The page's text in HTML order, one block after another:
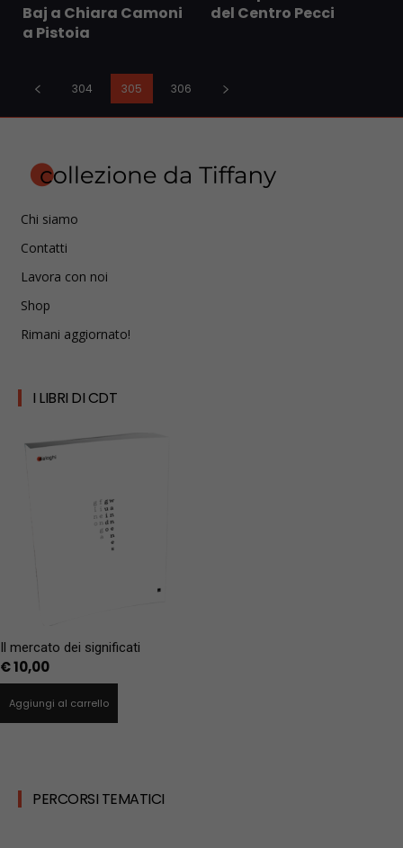
Baj a Chiara Camoni
a Pistoia
del Centro Pecci
304 305 306
Chi siamo
Contatti
Lavora con noi
Shop
Rimani aggiornato!
I LIBRI DI CDT
Il mercato dei significati
€10,00
Aggiungi al carrello
PERCORSI TEMATICI